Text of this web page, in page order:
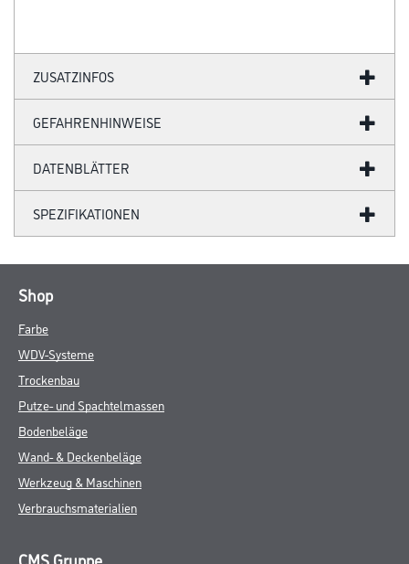
ZUSATZINFOS
GEFAHRENHINWEISE
DATENBLÄTTER
SPEZIFIKATIONEN
Shop
Farbe
WDV-Systeme
Trockenbau
Putze- und Spachtelmassen
Bodenbeläge
Wand- & Deckenbeläge
Werkzeug & Maschinen
Verbrauchsmaterialien
CMS Gruppe